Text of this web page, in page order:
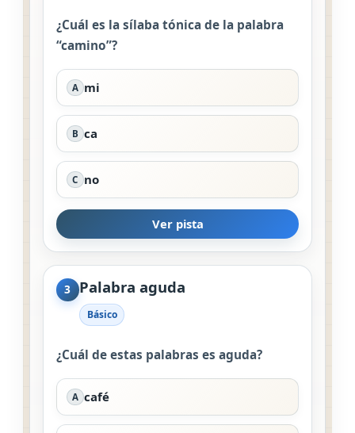
¿Cuál es la sílaba tónica de la palabra
“camino”?
A mi
B ca
C no
Ver pista
3 Palabra aguda
Básico
¿Cuál de estas palabras es aguda?
A café